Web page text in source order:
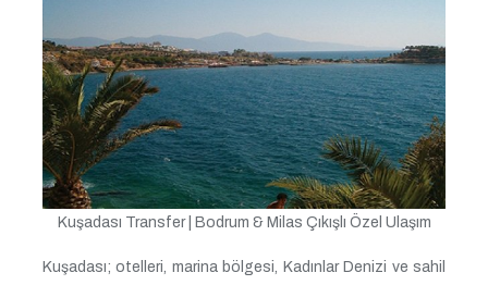
Kuşadası Transfer | Bodrum & Milas Çıkışlı Özel Ulaşım
Kuşadası; otelleri, marina bölgesi, Kadınlar Denizi ve sahil